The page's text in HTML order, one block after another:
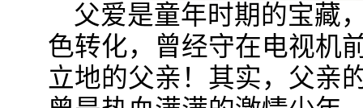
父爱是童年时期的宝藏
色转化，曾经守在电视机
立地的父亲！其实，父亲